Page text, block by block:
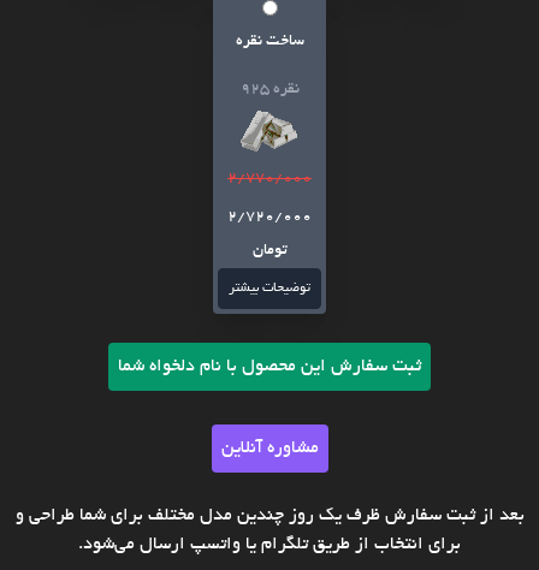
ساخت نقره
نقره 925
2/770/000
2/720/000
تومان
توضیحات بیشتر
ثبت سفارش این محصول با نام دلخواه شما
مشاوره آنلاین
بعد از ثبت سفارش ظرف یک روز چندین مدل مختلف برای شما طراحی و
برای انتخاب از طریق تلگرام یا واتسپ ارسال می‌شود.